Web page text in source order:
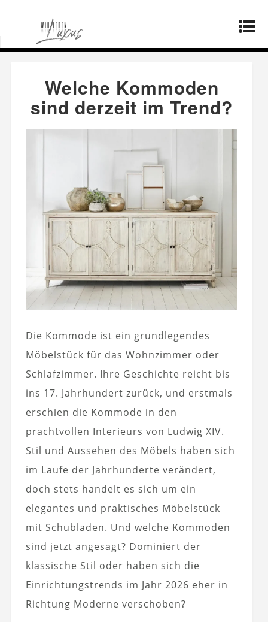
Startseite»
derzeit im Trend?
Welche Kommoden
sind derzeit im Trend?
Die Kommode ist ein grundlegendes
Möbelstück für das Wohnzimmer oder
Schlafzimmer. Ihre Geschichte reicht bis
ins 17. Jahrhundert zurück, und erstmals
erschien die Kommode in den
prachtvollen Interieurs von Ludwig XIV.
Stil und Aussehen des Möbels haben sich
im Laufe der Jahrhunderte verändert,
doch stets handelt es sich um ein
elegantes und praktisches Möbelstück
mit Schubladen. Und welche Kommoden
sind jetzt angesagt? Dominiert der
klassische Stil oder haben sich die
Einrichtungstrends im Jahr 2026 eher in
Richtung Moderne verschoben?